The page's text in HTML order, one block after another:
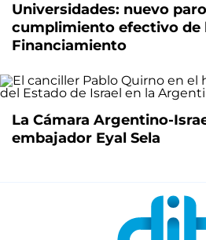
Universidades: nuevo
cumplimiento efectivo de
Financiamiento
La Cámara Argentino-
embajador Eyal Sela